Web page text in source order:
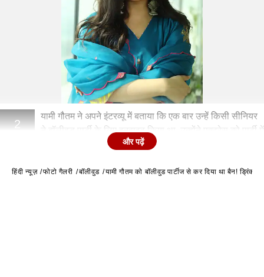
2
यामी गौतम ने अपने इंटरव्यू में बताया कि एक बार उन्हें किसी सीनियर
ने बॉलीवुड पार्टी के लिए इनवाइट किया था. उन्होंने एक्ट्रेस को पार्टी में
आने के लिए काफी फोर्स भी किया था.
और पढ़ें
हिंदी न्यूज़ फोटो गैलरी बॉलीवुड यामी गौतम को बॉलीवुड पार्टीज से कर दिया था बैन! ड्रिंक